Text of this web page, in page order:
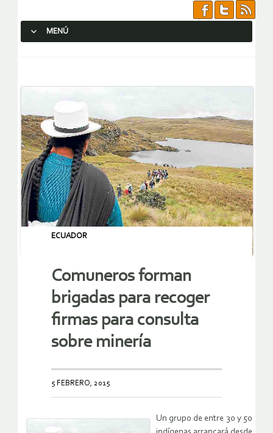
MENÚ
ECUADOR
Comuneros forman
brigadas para recoger
firmas para consulta
sobre minería
5 FEBRERO, 2015
Un grupo de entre 30 y 50